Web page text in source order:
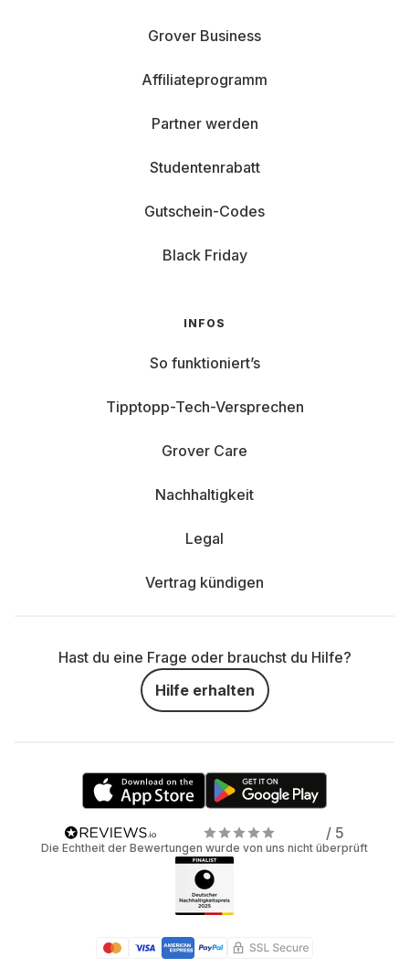
Grover Business
Affiliateprogramm
Partner werden
Studentenrabatt
Gutschein-Codes
Black Friday
INFOS
So funktioniert’s
Tipptopp-Tech-Versprechen
Grover Care
Nachhaltigkeit
Legal
Vertrag kündigen
Hast du eine Frage oder brauchst du Hilfe?
Hilfe erhalten
/ 5
Die Echtheit der Bewertungen wurde von uns nicht überprüft